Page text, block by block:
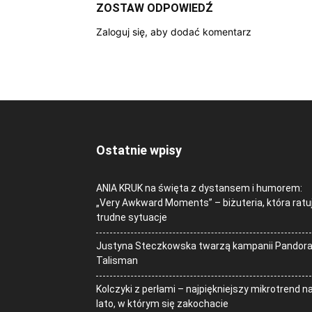
ZOSTAW ODPOWIEDŹ
Zaloguj się, aby dodać komentarz
Ostatnie wpisy
ANIA KRUK na święta z dystansem i humorem:
„Very Awkward Moments” – biżuteria, która
trudne sytuacje
Justyna Steczkowska twarzą kampanii Pandora
Talisman
Kolczyki z perłami – najpiękniejszy mikrotrend na
lato, w którym się zakochacie